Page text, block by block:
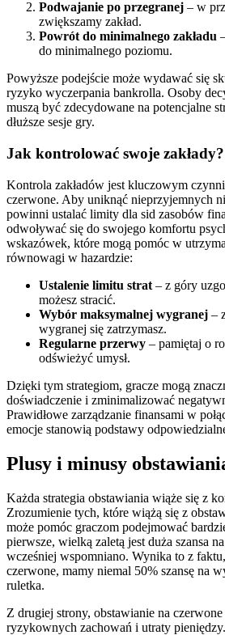
Podwajanie po przegranej – w
zwiększamy zakład.
Powrót do minimalnego zakładu
do minimalnego poziomu.
Powyższe podejście może wydawać się
ryzyko wyczerpania bankrolla. Osoby
muszą być zdecydowane na potencjalne
dłuższe sesje gry.
Jak kontrolować swoje zakłady?
Kontrola zakładów jest kluczowym
czerwone. Aby uniknąć nieprzyjemnych
powinni ustalać limity dla sid zasobów
odwoływać się do swojego komfortu
wskazówek, które mogą pomóc w
równowagi w hazardzie:
Ustalenie limitu strat – z góry
możesz stracić.
Wybór maksymalnej wygranej –
wygranej się zatrzymasz.
Regularne przerwy – pamiętaj o
odświeżyć umysł.
Dzięki tym strategiom, gracze mogą
doświadczenie i zminimalizować
Prawidłowe zarządzanie finansami w
emocje stanowią podstawy
Plusy i minusy
Każda strategia obstawiania wiąże się z
Zrozumienie tych, które wiążą się z
może pomóc graczom podejmować
pierwsze, wielką zaletą jest duża szansa
wcześniej wspomniano. Wynika to z
czerwone, mamy niemal 50% szansę na
ruletka.
Z drugiej strony, obstawianie na
ryzykownych zachowań i utraty